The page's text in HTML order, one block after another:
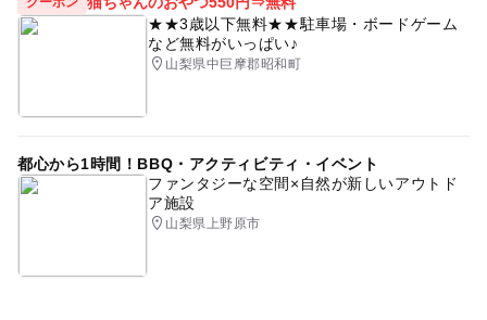
★★3歳以下無料★★駐車場・ボードゲーム
など無料がいっぱい♪
山梨県中巨摩郡昭和町
都心から1時間！BBQ・アクティビティ・イベント
ファンタジーな空間×自然が新しいアウトド
ア施設
山梨県上野原市